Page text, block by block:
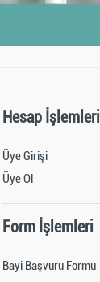
Hesap İşlemleri
Üye Girişi
Üye Ol
Form İşlemleri
Bayi Başvuru Formu